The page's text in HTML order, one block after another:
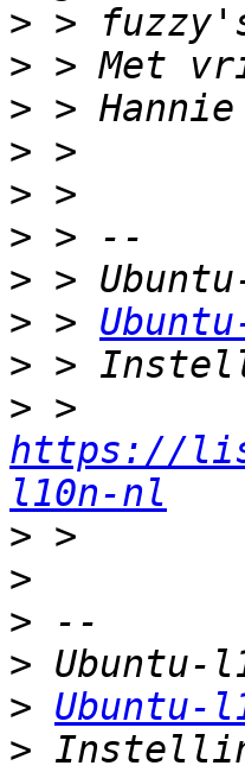
>
>
>
>
>
>
>
> >
>
>
https://
l10n-nl
>
>
>
>
> Ubuntu-
>